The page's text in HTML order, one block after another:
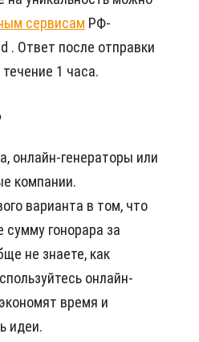
сервисам РФ-
. Ответ после отправки
1 часа.
онлайн-генераторы или
компании.
варианта в том, что
гонорара за
не знаете, как
онлайн-
время и
идеи.